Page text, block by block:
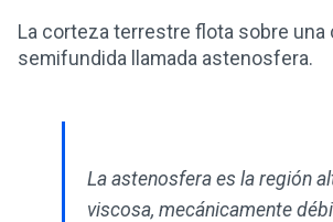
La corteza terrestre flota sobre una
semifundida llamada astenosfera.
La astenosfera es la región
viscosa, mecánicamente